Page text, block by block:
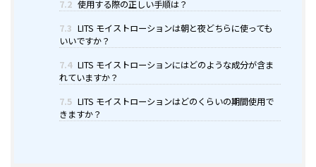
7.2 使用する際の正しい手順は？
7.3 LITS モイストローションは朝と夜どちらに使っても
いいですか？
7.4 LITS モイストローションにはどのような成分が含ま
れていますか？
7.5 LITS モイストローションはどのくらいの期間使用で
きますか？